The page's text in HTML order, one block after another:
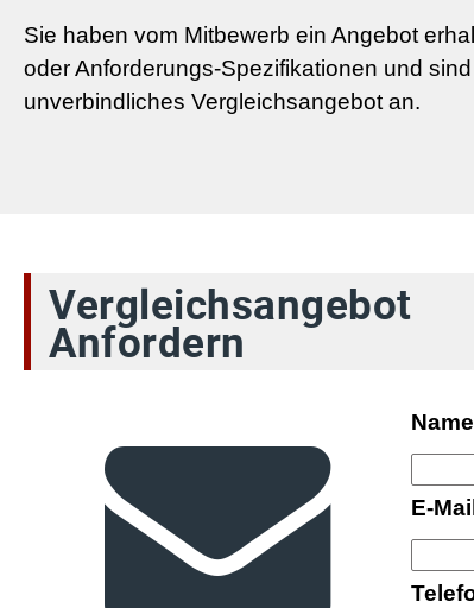
Sie haben vom Mitbewerb ein Angebot
oder Anforderungs-Spezifikationen und
unverbindliches Vergleichsangebot an.
Vergleichsangebot
Anfordern
Name
E-Mail